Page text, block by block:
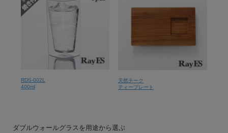
RDS-002L
400ml
天然チーク
ティープレート
ダブルウォールグラスを用途から選ぶ